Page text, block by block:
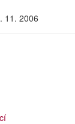
11. 2006